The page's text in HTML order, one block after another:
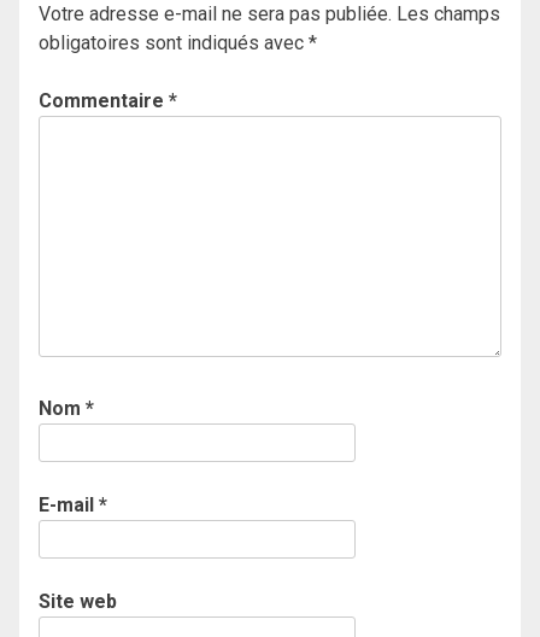
Votre adresse e-mail ne sera pas publiée. Les champs
obligatoires sont indiqués avec *
Commentaire *
Nom *
E-mail *
Site web